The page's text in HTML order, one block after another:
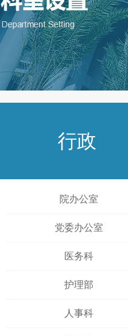
行政
院办公室
党委办公室
医务科
护理部
人事科